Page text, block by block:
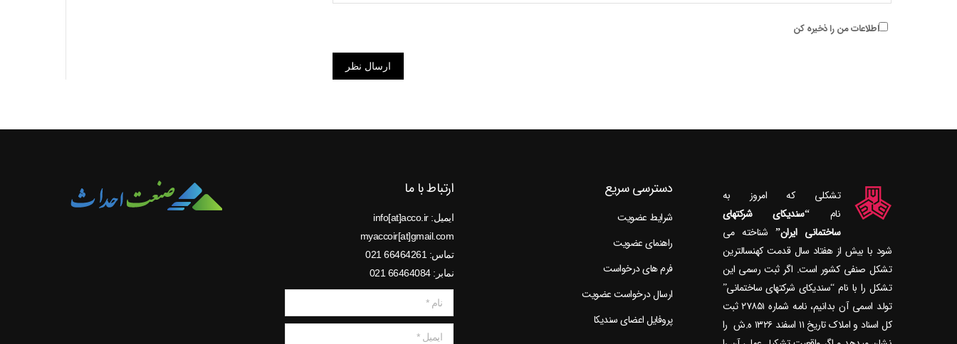
اطلاعات من را ذخیره کن
ارسال نظر
تشکلی که امروز به
نام“سندیکای شرکتهای
ساختمانی ایران”
شود با بیش از هفتاد سال قدمت کهنسال‎ترین
تشکل صنفی کشور است. اگر ثبت رسمی این
تشکل را با نام “سندیکای شرکتهای ساختمانی”
تولد اسمی آن بدانیم، نامه شماره ۲۷۸۵۱ ثبت
کل اسناد و املاک تاریخ ۱۱ اسفند ۱۳۲۶ ه.ش را
دسترسی سریع
شرایط عضویت
راهنمای عضویت
فرم های درخواست
ارسال درخواست عضویت
پروفایل اعضای سندیکا
ارتباط با ما
ایمیل: info[at]acco.ir
myaccoir[at]gmail.com
تماس: 66464261 021
نمابر: 66464084 021
نام *
ایمیل *